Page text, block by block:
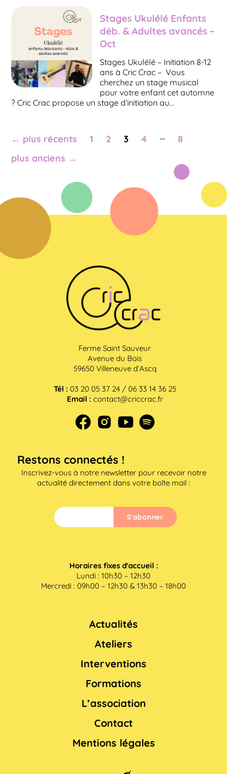
Stages Ukulélé Enfants
déb. & Adultes avancés –
Oct
Stages Ukulélé – Initiation 8-12
ans à Cric Crac – Vous
cherchez un stage musical
pour votre enfant cet automne
? Cric Crac propose un stage d’initiation au…
Pagination
des
publications
← plus récents 1 2 3 4 …
8
plus anciens →
Ferme Saint Sauveur
Avenue du Bois
59650 Villeneuve d’Ascq
Tél : 03 20 05 37 24 / 06 33 14 36 25
Email : contact@criccrac.fr
Restons connectés !
Inscrivez-vous à notre newsletter pour recevoir notre
actualité directement dans votre boîte mail :
Horaires fixes d'accueil :
Lundi : 10h30 – 12h30
Mercredi : 09h00 – 12h30 & 13h30 – 18h00
Actualités
Ateliers
Interventions
Formations
L’association
Contact
Mentions légales